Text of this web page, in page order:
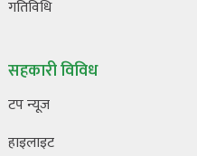
गतिविधि
सहकारी विविध
टप न्यूज
हाइलाइट